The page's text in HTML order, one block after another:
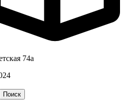
74а
Поиск